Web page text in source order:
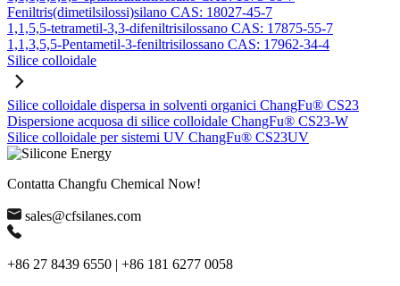
Feniltris(dimetilsilossi)silano CAS: 18027-45-7
1,1,5,5-tetrametil-3,3-difeniltrisilossano CAS: 17875-55-7
1,1,3,5,5-Pentametil-3-feniltrisilossano CAS: 17962-34-4
Silice colloidale
Silice colloidale dispersa in solventi organici ChangFu® CS23
Dispersione acquosa di silice colloidale ChangFu® CS23-W
Silice colloidale per sistemi UV ChangFu® CS23UV
Contatta Changfu Chemical Now!
sales@cfsilanes.com
+86 27 8439 6550 | +86 181 6277 0058